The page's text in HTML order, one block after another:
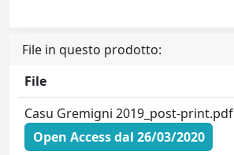
File in questo prodotto:
File
Casu Gremigni 2019_post-print.pdf
Open Access dal 26/03/2020